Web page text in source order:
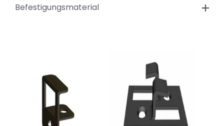
Befestigungsmaterial